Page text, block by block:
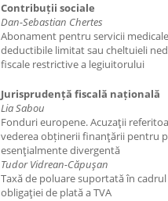
Contribuții sociale
Dan-Sebastian Chertes
Abonament pentru servicii
deductibile limitat sau cheltuieli
fiscale restrictive a legiuitorului
Jurisprudență fiscală națională
Lia Sabou
Fonduri europene. Acuzaţii
vederea obținerii finanţării pentru
esenţialmente divergentă
Tudor Vidrean-Căpuşan
Taxă de poluare suportată în
obligaţiei de plată a TVA